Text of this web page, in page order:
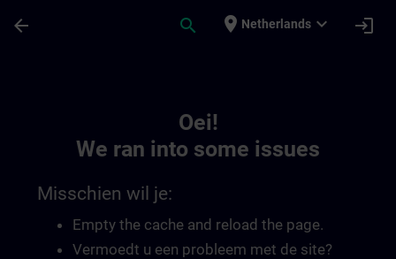
arrow_back search place Netherlands expand_more login
Oei!
We ran into some issues
Misschien wil je:
Empty the cache and reload the page.
Vermoedt u een probleem met de site?